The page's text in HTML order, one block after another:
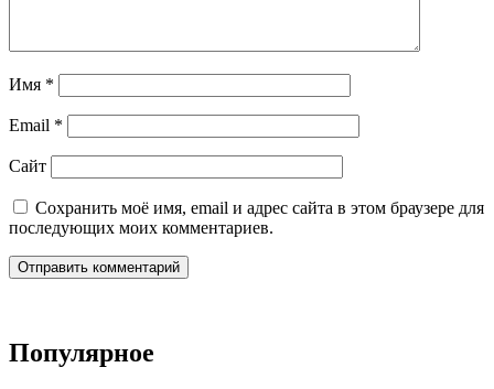
Имя *
Email *
Сайт
Сохранить моё имя, email и адрес сайта в этом браузере для
последующих моих комментариев.
Популярное